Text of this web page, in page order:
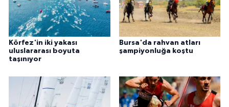
Körfez'in iki yakası
uluslararası boyuta
taşınıyor
Bursa'da rahvan atları
şampiyonluğa koştu